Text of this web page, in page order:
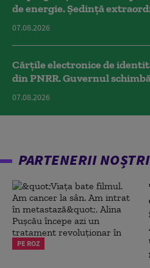
de energie. Ședință
07.08.2026
Cărțile electronice de
din PNRR. Guvernul
07.08.2026
PARTENERII NOȘTRI
PE ROZ